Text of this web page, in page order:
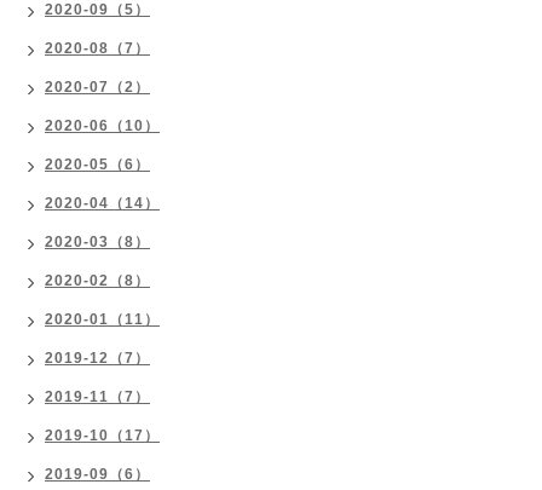
2020-09（5）
2020-08（7）
2020-07（2）
2020-06（10）
2020-05（6）
2020-04（14）
2020-03（8）
2020-02（8）
2020-01（11）
2019-12（7）
2019-11（7）
2019-10（17）
2019-09（6）